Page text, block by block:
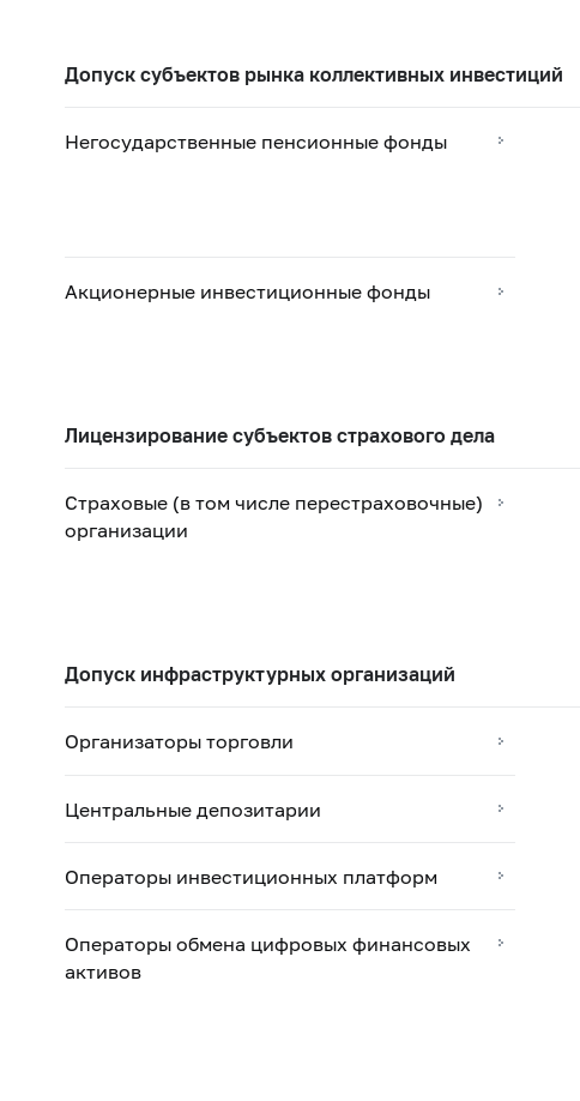
Допуск субъектов рынка коллективных инвестиций
Негосударственные пенсионные фонды
Акционерные инвестиционные фонды
Лицензирование субъектов страхового дела
Страховые (в том числе перестраховочные)
организации
Допуск инфраструктурных организаций
Организаторы торговли
Центральные депозитарии
Операторы инвестиционных платформ
Операторы обмена цифровых финансовых
активов